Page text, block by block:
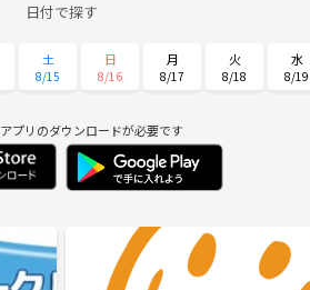
日付で探す
土
8/15
日
8/16
月
8/17
火
8/18
水
8/19
9/2 9/3 9/4
プリのダウンロードが必要です